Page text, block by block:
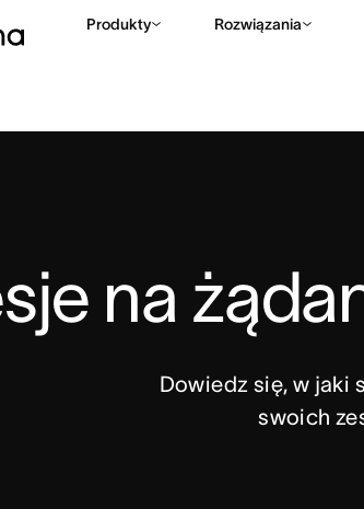
Produkty Rozwiązania
na
Dowiedz się, w jaki
swoich